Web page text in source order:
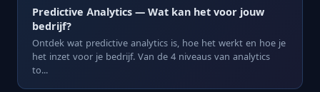
Predictive Analytics — Wat kan het voor jouw
bedrijf?
Ontdek wat predictive analytics is, hoe het werkt en hoe je
het inzet voor je bedrijf. Van de 4 niveaus van analytics
to...